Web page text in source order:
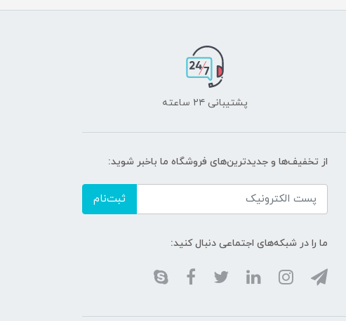
پشتیبانی ۲۴ ساعته
از تخفیف‌ها و جدیدترین‌های فروشگاه ما باخبر شوید:
ثبت‌نام
ما را در شبکه‌های اجتماعی دنبال کنید: